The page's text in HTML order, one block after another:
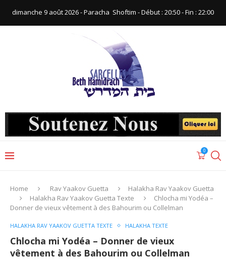
dimanche 9 août 2026 - Paracha ‪ Shoftim‬ - Début : 20:50‬ - Fin : ‪22:00‬
0
Home Rav Yaakov Guetta
Halakha Rav Yaakov Guetta
Halakha Rav Yaakov Guetta Texte
Chlocha mi Yodéa –
Donner de vieux vêtement à des Bahourim ou Collelman
HALAKHA RAV YAAKOV GUETTA TEXTE HALAKHA TEXTE
Chlocha mi Yodéa – Donner de vieux
vêtement à des Bahourim ou Collelman